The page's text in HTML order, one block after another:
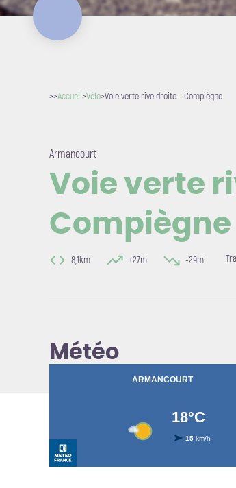
>>Accueil>Vélo>Voie verte rive droite - Compiègne
Armancourt
Voie verte
Compiègne
8,1km +27m -29m
Météo